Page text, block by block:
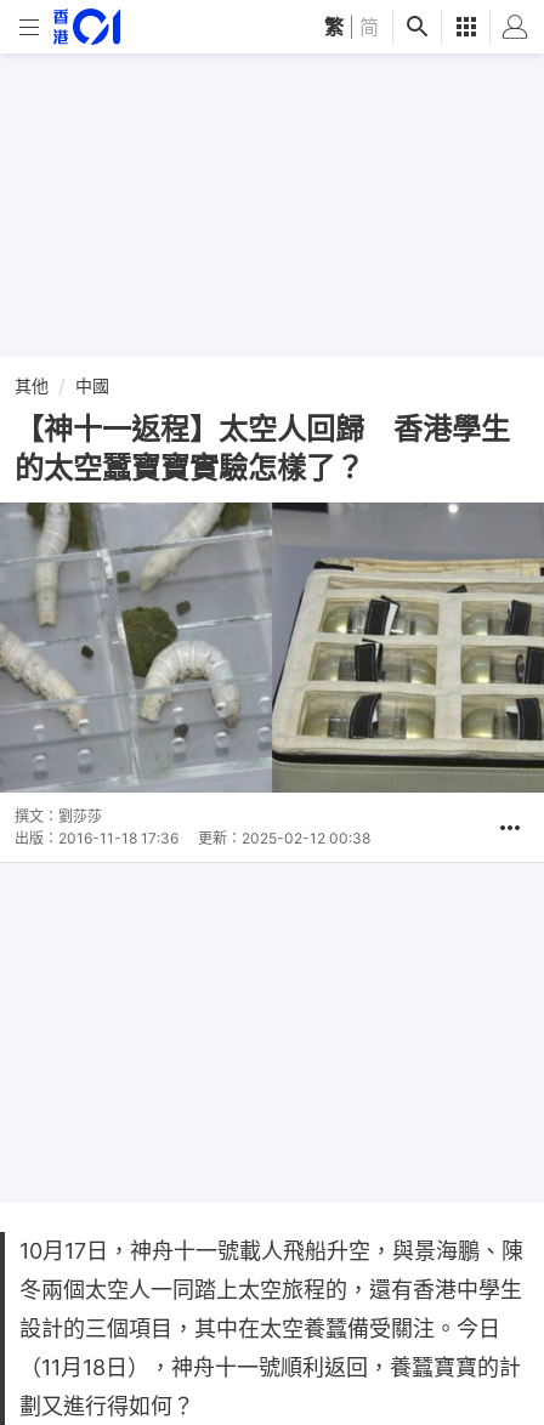
繁 简
其他 中國
【神十一返程】太空人回歸 香港學生
的太空蠶寶寶實驗怎樣了？
撰文： 劉莎莎
出版： 2016-11-18 17:36 更新： 2025-02-12 00:38
10月17日，神舟十一號載人飛船升空，與景海鵬、陳
冬兩個太空人一同踏上太空旅程的，還有香港中學生
設計的三個項目，其中在太空養蠶備受關注。今日
（11月18日），神舟十一號順利返回，養蠶寶寶的計
劃又進行得如何？